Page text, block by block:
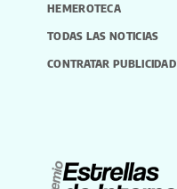
HEMEROTECA
TODAS LAS NOTICIAS
CONTRATAR PUBLICIDAD